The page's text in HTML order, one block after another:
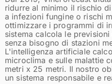
ridurre al minimo il rischio
a infezioni fungine o rischi
ottimizzare i programmi di
sistema calcola le
senza bisogno di stazioni
L'intelligenza artificiale
microclima e sulle malattie
metri x 25 metri. Il nostro
un sistema responsabile e